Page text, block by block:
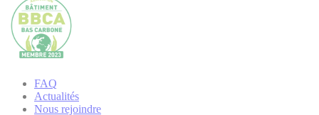
FAQ
Actualités
Nous rejoindre